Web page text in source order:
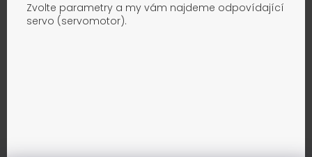
Zvolte parametry a my vám najdeme odpovídající
servo (servomotor).